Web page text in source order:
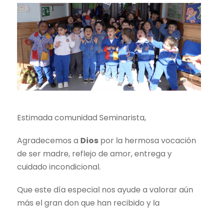
Estimada comunidad Seminarista,
Agradecemos a Dios por la hermosa vocación
de ser madre, reflejo de amor, entrega y
cuidado incondicional.
​Que este día especial nos ayude a valorar aún
más el gran don que han recibido y la